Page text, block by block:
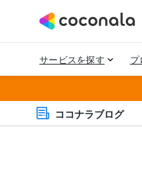
ココナラブログ